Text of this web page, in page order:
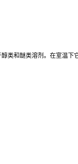
和醚类溶剂。在室温下